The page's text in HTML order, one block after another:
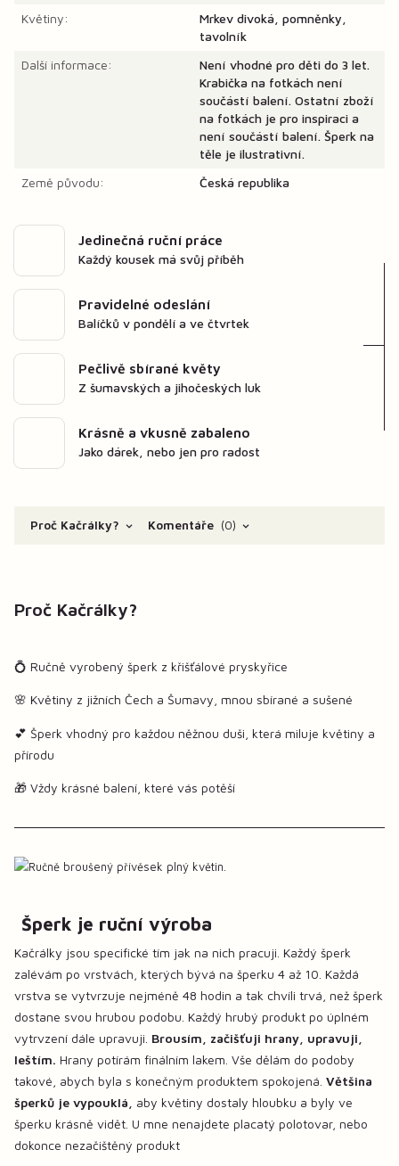
Květiny:
Mrkev divoká, pomněnky,
tavolník
Další informace:
Není vhodné pro děti do 3 let.
Krabička na fotkách není
součástí balení. Ostatní zboží
na fotkách je pro inspiraci a
není součástí balení. Šperk na
těle je ilustrativní.
Země původu:
Česká republika
Jedinečná ruční práce
Každý kousek má svůj příběh
Pravidelné odeslání
Balíčků v pondělí a ve čtvrtek
Pečlivě sbírané květy
Z šumavských a jihočeských luk
Krásně a vkusně zabaleno
Jako dárek, nebo jen pro radost
Proč Kačrálky? Komentáře 0
Proč Kačrálky?
💍 Ručně vyrobený šperk z křišťálové pryskyřice
🌸 Květiny z jižních Čech a Šumavy, mnou sbírané a sušené
💕 Šperk vhodný pro každou něžnou duši, která miluje květiny a
přírodu
🎁 Vždy krásné balení, které vás potěší
Šperk je ruční výroba
Kačrálky jsou specifické tím jak na nich pracuji. Každý šperk
zalévám po vrstvách, kterých bývá na šperku 4 až 10. Každá
vrstva se vytvrzuje nejméně 48 hodin a tak chvíli trvá, než šperk
dostane svou hrubou podobu. Každý hrubý produkt po úplném
vytrvzení dále upravuji. Brousím, začišťuji hrany, upravuji,
leštím. Hrany potírám finálním lakem. Vše dělám do podoby
takové, abych byla s konečným produktem spokojená. Většina
šperků je vypouklá,
aby květiny dostaly hloubku a byly ve
šperku krásně vidět. U mne nenajdete placatý polotovar, nebo
dokonce nezačištěný produkt